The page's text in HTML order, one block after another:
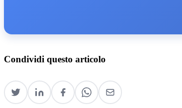
Condividi questo articolo